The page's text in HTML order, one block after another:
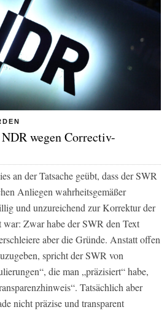
wegen Correctiv-
an der Tatsache geübt, dass der SWR
Anliegen wahrheitsgemäßer
und unzureichend zur Korrektur der
war: Zwar habe der SWR den Text
aber die Gründe. Anstatt offen
spricht der SWR von
die man „präzisiert“ habe,
Tatsächlich aber
nicht präzise und transparent